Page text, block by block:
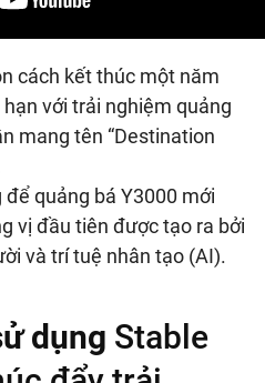
cách kết thúc một năm
với trải nghiệm quảng
mang tên “Destination
quảng bá Y3000 mới
vị đầu tiên được tạo ra bởi
và trí tuệ nhân tạo (AI).
dụng Stable